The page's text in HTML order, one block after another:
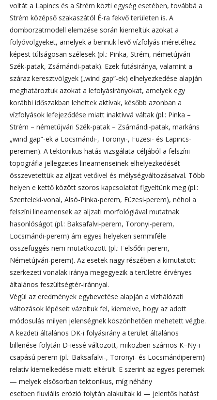
voltát a Lapincs és a Strém közti egység esetében, továbbá a
Strém középső szakaszától É-ra fekvő területen is. A
domborzatmodell elemzése során kiemeltük azokat a
folyóvölgyeket, amelyek a bennük levő vízfolyás méretéhez
képest túlságosan szélesek (pl.: Pinka, Strém, németújvári
Szék-patak, Zsámándi-patak). Ezek futásiránya, valamint a
száraz keresztvölgyek („wind gap”-ek) elhelyezkedése alapján
meghatároztuk azokat a lefolyásirányokat, amelyek egy
korábbi időszakban lehettek aktívak, később azonban a
vízfolyások lefejeződése miatt inaktívvá váltak (pl.: Pinka –
Strém – németújvári Szék-patak – Zsámándi-patak, markáns
„wind gap”-ek a Locsmándi-, Toronyi-, Füzesi- és Lapincs-
peremen). A tektonikus hatás vizsgálata céljából a felszíni
topográfia jellegzetes lineamenseinek elhelyezkedését
összevetettük az aljzat vetőivel és mélységváltozásaival. Több
helyen e kettő között szoros kapcsolatot figyeltünk meg (pl.:
Szenteleki-vonal, Alsó-Pinka-perem, Füzesi-perem), néhol a
felszíni lineamensek az aljzati morfológiával mutatnak
hasonlóságot (pl.: Baksafalvi-perem, Toronyi-perem,
Locsmándi-perem) ám egyes helyeken semmiféle
összefüggés nem mutatkozott (pl.: Felsőőri-perem,
Németújvári-perem). Az esetek nagy részében a kimutatott
szerkezeti vonalak iránya megegyezik a területre érvényes
általános feszültségtér-iránnyal.
Végül az eredmények egybevetése alapján a vízhálózati
változások lépéseit vázoltuk fel, kiemelve, hogy az adott
módosulás milyen jelenségnek köszönhetően mehetett végbe.
A kezdeti általános DK-i folyásirány a terület általános
billenése folytán D-iessé változott, miközben számos K–Ny-i
csapású perem (pl.: Baksafalvi-, Toronyi- és Locsmándiperem)
relatív kiemelkedése miatt eltérült. E szerint az egyes peremek
— melyek elsősorban tektonikus, míg néhány
esetben fluviális erózió folytán alakultak ki — jelentős hatást